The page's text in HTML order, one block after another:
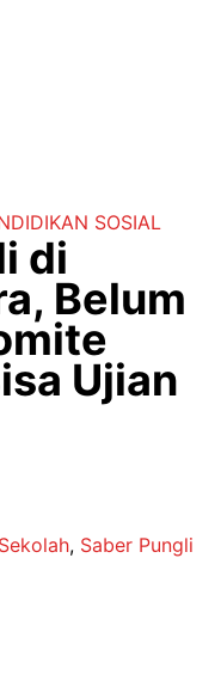
SOSIAL
di
Belum
Ujian
, Saber Pungli